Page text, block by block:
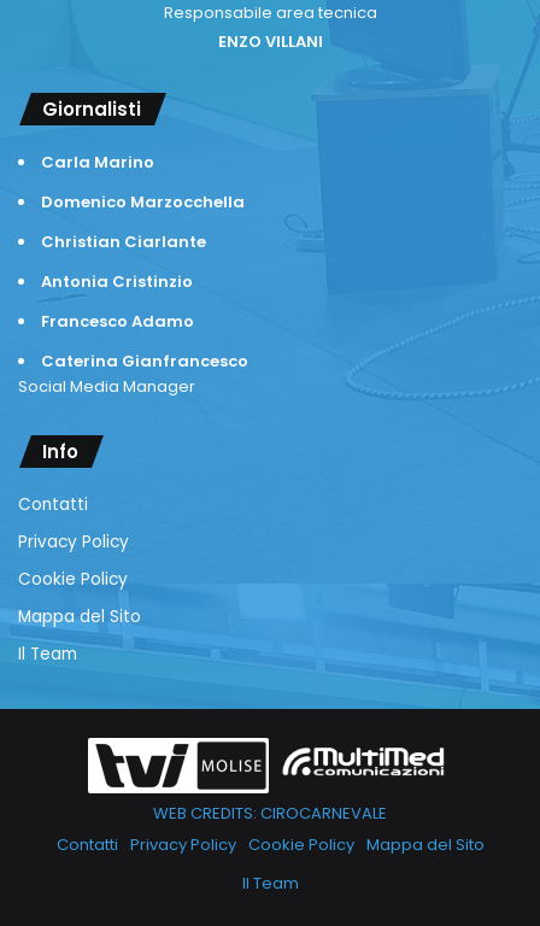
Responsabile area tecnica
ENZO VILLANI
Giornalisti
Carla Marino
Domenico Marzocchella
Christian Ciarlante
Antonia Cristinzio
Francesco Adamo
Caterina Gianfrancesco
Social Media Manager
Info
Contatti
Privacy Policy
Cookie Policy
Mappa del Sito
Il Team
WEB CREDITS: CIROCARNEVALE
Contatti Privacy Policy Cookie Policy Mappa del Sito
Il Team